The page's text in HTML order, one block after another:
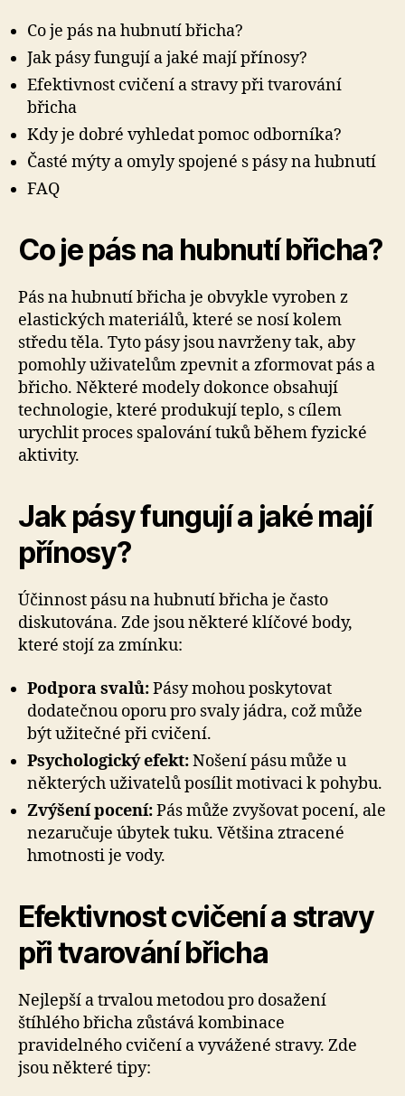
Co je pás na hubnutí břicha?
Jak pásy fungují a jaké mají přínosy?
Efektivnost cvičení a stravy při tvarování
břicha
Kdy je dobré vyhledat pomoc odborníka?
Časté mýty a omyly spojené s pásy na hubnutí
FAQ
Co je pás na hubnutí břicha?
Pás na hubnutí břicha je obvykle vyroben z
elastických materiálů, které se nosí kolem
středu těla. Tyto pásy jsou navrženy tak, aby
pomohly uživatelům zpevnit a zformovat pás a
břicho. Některé modely dokonce obsahují
technologie, které produkují teplo, s cílem
urychlit proces spalování tuků během fyzické
aktivity.
Jak pásy fungují a jaké mají
přínosy?
Účinnost pásu na hubnutí břicha je často
diskutována. Zde jsou některé klíčové body,
které stojí za zmínku:
Podpora svalů:Pásy mohou poskytovat
dodatečnou oporu pro svaly jádra, což může
být užitečné při cvičení.
Psychologický efekt:Nošení pásu může u
některých uživatelů posílit motivaci k pohybu.
Zvýšení pocení:Pás může zvyšovat pocení, ale
nezaručuje úbytek tuku. Většina ztracené
hmotnosti je vody.
Efektivnost cvičení a stravy
při tvarování břicha
Nejlepší a trvalou metodou pro dosažení
štíhlého břicha zůstává kombinace
pravidelného cvičení a vyvážené stravy. Zde
jsou některé tipy: